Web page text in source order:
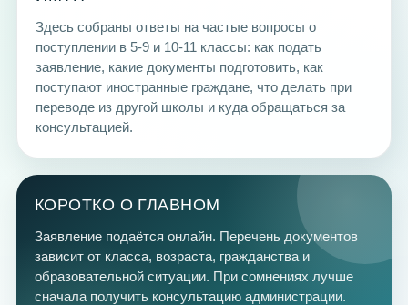
Здесь собраны ответы на частые вопросы о
поступлении в 5-9 и 10-11 классы: как подать
заявление, какие документы подготовить, как
поступают иностранные граждане, что делать при
переводе из другой школы и куда обращаться за
консультацией.
КОРОТКО О ГЛАВНОМ
Заявление подаётся онлайн. Перечень документов
зависит от класса, возраста, гражданства и
образовательной ситуации. При сомнениях лучше
сначала получить консультацию администрации.